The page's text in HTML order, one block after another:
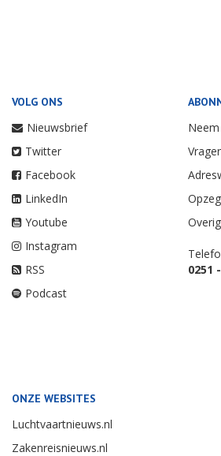
VOLG ONS
Nieuwsbrief
Twitter
Facebook
LinkedIn
Youtube
Instagram
RSS
Podcast
0251
ONZE WEBSITES
Luchtvaartnieuws.nl
Zakenreisnieuws.nl